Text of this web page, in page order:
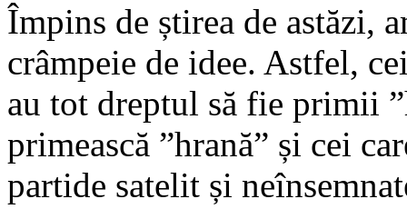
Împins de știrea de astăzi,
crâmpeie de idee. Astfel,
au tot dreptul să fie primii
primească ”hrană” și cei
partide satelit și